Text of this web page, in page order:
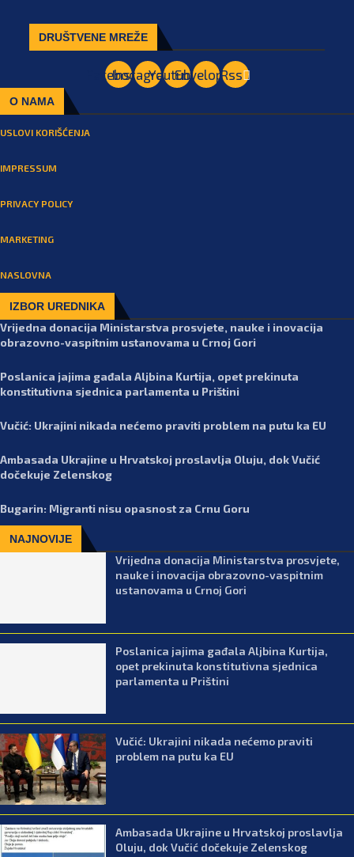
DRUŠTVENE MREŽE
Facebook
Instagram
YoutubeEnvelopeRss
O NAMA
USLOVI KORIŠĆENJA
IMPRESSUM
PRIVACY POLICY
MARKETING
NASLOVNA
IZBOR UREDNIKA
Vrijedna donacija Ministarstva prosvjete, nauke i inovacija
obrazovno-vaspitnim ustanovama u Crnoj Gori
Poslanica jajima gađala Aljbina Kurtija, opet prekinuta
konstitutivna sjednica parlamenta u Prištini
Vučić: Ukrajini nikada nećemo praviti problem na putu ka EU
Ambasada Ukrajine u Hrvatskoj proslavlja Oluju, dok Vučić
dočekuje Zelenskog
Bugarin: Migranti nisu opasnost za Crnu Goru
NAJNOVIJE
Vrijedna donacija Ministarstva prosvjete,
nauke i inovacija obrazovno-vaspitnim
ustanovama u Crnoj Gori
Poslanica jajima gađala Aljbina Kurtija,
opet prekinuta konstitutivna sjednica
parlamenta u Prištini
Vučić: Ukrajini nikada nećemo praviti
problem na putu ka EU
Ambasada Ukrajine u Hrvatskoj proslavlja
Oluju, dok Vučić dočekuje Zelenskog